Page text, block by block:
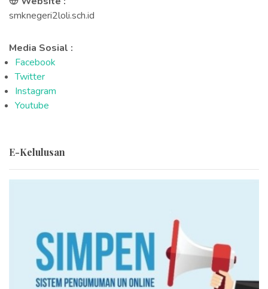
smknegeri2loli.sch.id
Media Sosial :
Facebook
Twitter
Instagram
Youtube
E-Kelulusan